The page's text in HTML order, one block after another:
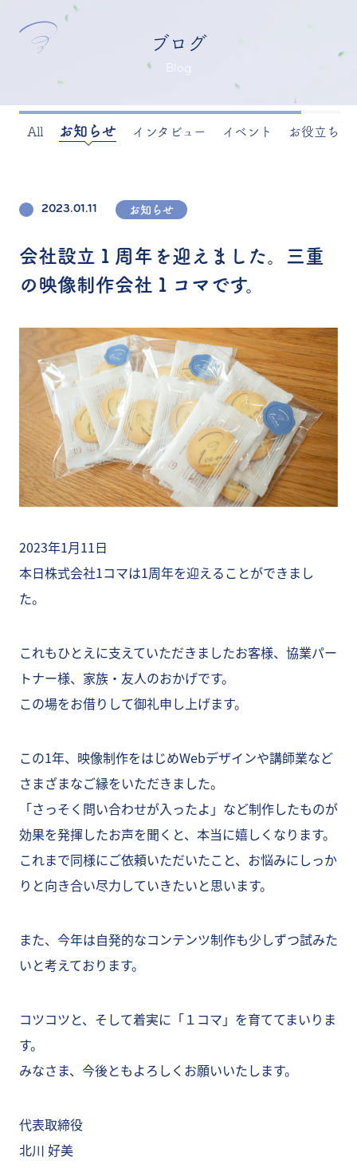
ブログ
Blog
All お知らせ インタビュー イベント お役立ち
2023.01.11 お知らせ
会社設立１周年を迎えました。三重
の映像制作会社１コマです。
2023年1月11日
本日株式会社1コマは1周年を迎えることができまし
た。
これもひとえに支えていただきましたお客様、協業パー
トナー様、家族・友人のおかげです。
この場をお借りして御礼申し上げます。
この1年、映像制作をはじめWebデザインや講師業など
さまざまなご縁をいただきました。
「さっそく問い合わせが入ったよ」など制作したものが
効果を発揮したお声を聞くと、本当に嬉しくなります。
これまで同様にご依頼いただいたこと、お悩みにしっか
りと向き合い尽力していきたいと思います。
また、今年は自発的なコンテンツ制作も少しずつ試みた
いと考えております。
コツコツと、そして着実に「１コマ」を育ててまいりま
す。
みなさま、今後ともよろしくお願いいたします。
代表取締役
北川 好美